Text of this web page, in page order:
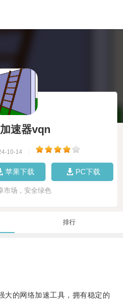
加速器vqn
10-14
苹果下载 PC下载
市场，安全绿色
排行
的网络加速工具，拥有稳定的